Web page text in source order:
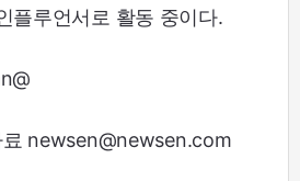
플루언서로 활동 중이다.
newsen@newsen.com